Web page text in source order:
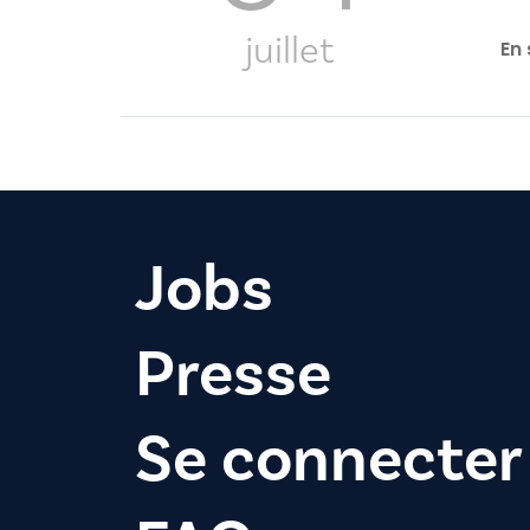
juillet
Jobs
Presse
Se connecter